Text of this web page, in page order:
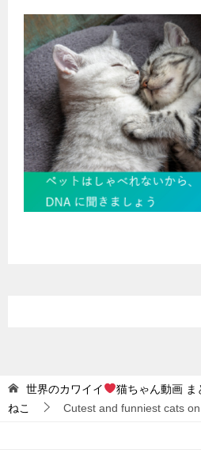
世界のカワイイ 猫ちゃん動画 ま
ねこ
Cutest and funniest cats